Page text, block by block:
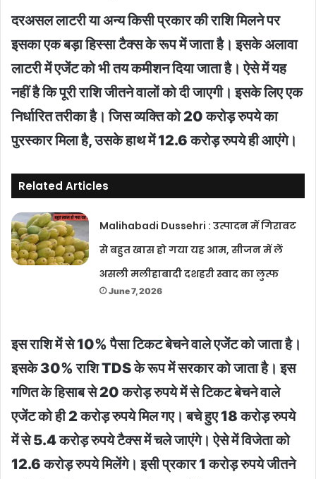
दरअसल लाटरी या अन्य किसी प्रकार की राशि मिलने पर
इसका एक बड़ा हिस्सा टैक्स के रूप में जाता है। इसके अलावा
लाटरी में एजेंट को भी तय कमीशन दिया जाता है। ऐसे में यह
नहीं है कि पूरी राशि जीतने वालों को दी जाएगी। इसके लिए एक
निर्धारित तरीका है। जिस व्यक्ति को 20 करोड़ रुपये का
पुरस्कार मिला है, उसके हाथ में 12.6 करोड़ रुपये ही आएंगे।
Related Articles
Malihabadi Dussehri : उत्पादन में गिरावट
से बहुत खास हो गया यह आम, सीजन में लें
असली मलीहाबादी दशहरी स्वाद का लुत्फ
June 7, 2026
इस राशि में से 10% पैसा टिकट बेचने वाले एजेंट को जाता है।
इसके 30% राशि TDS के रूप में सरकार को जाता है। इस
गणित के हिसाब से 20 करोड़ रुपये में से टिकट बेचने वाले
एजेंट को ही 2 करोड़ रुपये मिल गए। बचे हुए 18 करोड़ रुपये
में से 5.4 करोड़ रुपये टैक्स में चले जाएंगे। ऐसे में विजेता को
12.6 करोड़ रुपये मिलेंगे। इसी प्रकार 1 करोड़ रुपये जीतने